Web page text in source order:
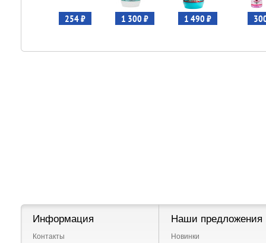
254 ₽ 1 300 ₽ 1 490 ₽
Информация
Контакты
Наши предложения
Новинки